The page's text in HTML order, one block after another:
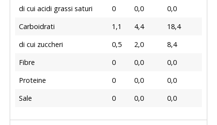
di cui acidi grassi saturi
0 0,0
0,0
Carboidrati
1,1 4,4
18,4
di cui zuccheri
0,5 2,0
8,4
Fibre
0 0,0
0,0
Proteine
0 0,0
0,0
Sale
0 0,0 0,0